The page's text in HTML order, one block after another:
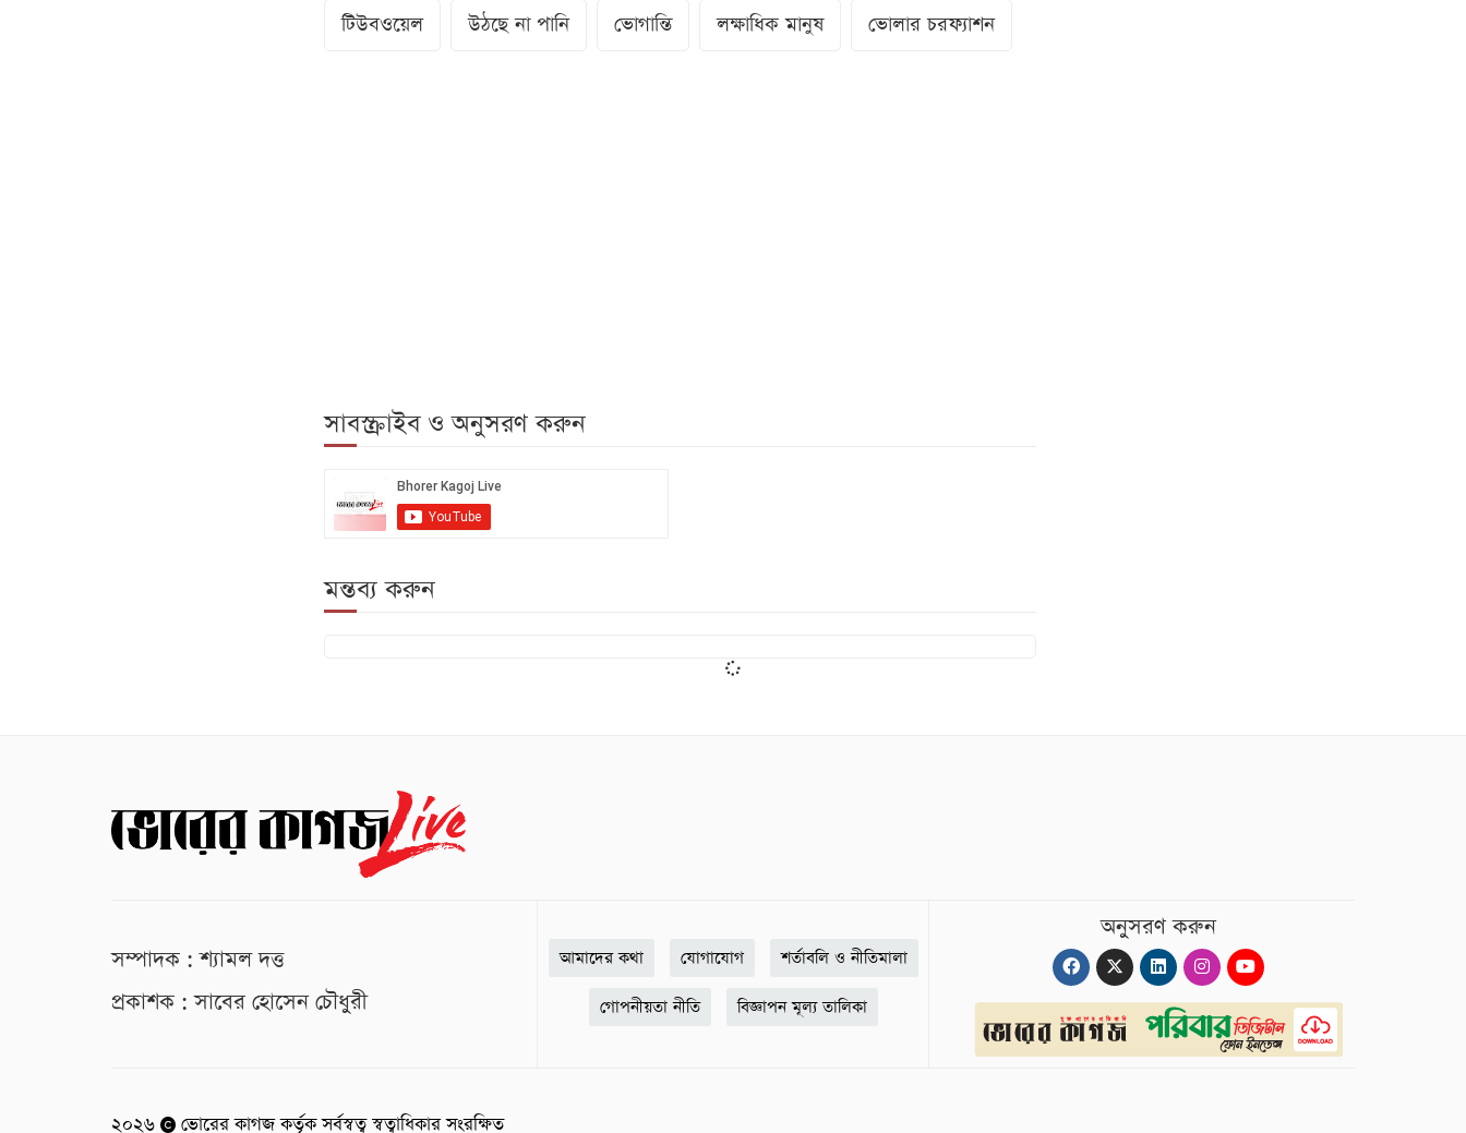
টিউবওয়েল উঠছে না পানি ভোগান্তি লক্ষাধিক মানুষ ভোলার চরফ্যাশন
সাবস্ক্রাইব ও অনুসরণ করুন
মন্তব্য করুন
সম্পাদক : শ্যামল দত্ত
প্রকাশক : সাবের হোসেন চৌধুরী
আমাদের কথা যোগাযোগ শর্তাবলি ও নীতিমালা
গোপনীয়তা নীতি বিজ্ঞাপন মূল্য তালিকা
অনুসরণ করুন
২০২৬ ভোরের কাগজ কর্তৃক সর্বস্বত্ব স্বত্বাধিকার সংরক্ষিত